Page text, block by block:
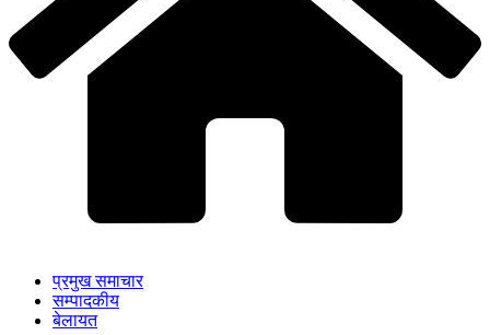
प्रमुख समाचार
सम्पादकीय
बेलायत